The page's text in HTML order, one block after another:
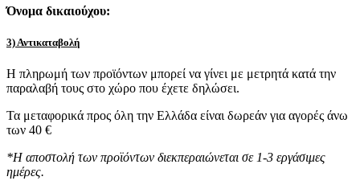
Όνομα δικαιούχου:
3) Αντικαταβολή
Η πληρωμή των προϊόντων μπορεί να γίνει με μετρητά κατά την
παραλαβή τους στο χώρο που έχετε δηλώσει.
Τα μεταφορικά προς όλη την Ελλάδα είναι δωρεάν για αγορές άνω
των 40 €
*Η αποστολή των προϊόντων διεκπεραιώνεται σε 1-3 εργάσιμες
ημέρες.